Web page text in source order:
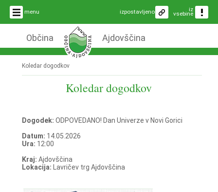
menu iz
vsebine
izpostavljeno
Občina Ajdovščina
Koledar dogodkov
Koledar dogodkov
Dogodek: ODPOVEDANO! Dan Univerze v Novi Gorici
Datum: 14.05.2026
Ura: 12:00
Kraj: Ajdovščina
Lokacija: Lavričev trg Ajdovščina